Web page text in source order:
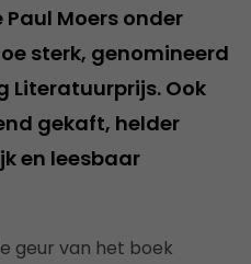
Moers onder
sterk, genomineerd
Literatuurprijs. Ook
gekaft, helder
en leesbaar
geur van het boek